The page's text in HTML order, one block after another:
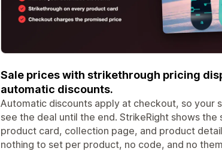
Sale prices with strikethrough pricing
automatic discounts.
Automatic discounts apply at checkout, so
see the deal until the end. StrikeRight shows
product card, collection page, and product
nothing to set per product, no code, and no